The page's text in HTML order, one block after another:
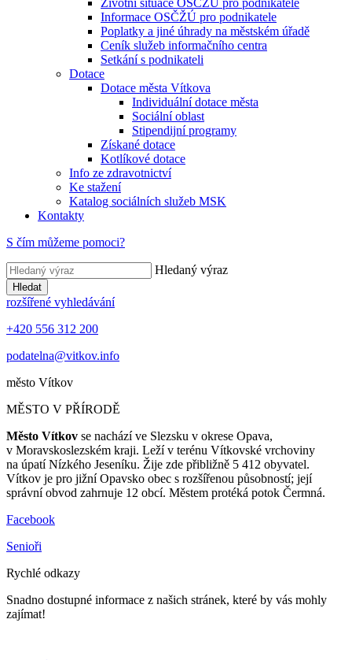
Životní situace OSČŽÚ pro podnikatele
Informace OSČŽÚ pro podnikatele
Poplatky a jiné úhrady na městském úřadě
Ceník služeb informačního centra
Setkání s podnikateli
Dotace
Dotace města Vítkova
Individuální dotace města
Sociální oblast
Stipendijní programy
Získané dotace
Kotlíkové dotace
Info ze zdravotnictví
Ke stažení
Katalog sociálních služeb MSK
Kontakty
S čím můžeme pomoci?
Hledaný výraz
Hledat
rozšířené vyhledávání
+420 556 312 200
podatelna@vitkov.info
město Vítkov
MĚSTO V PŘÍRODĚ
Město Vítkov se nachází ve Slezsku v okrese Opava,
v Moravskoslezském kraji. Leží v terénu Vítkovské vrchoviny
na úpatí Nízkého Jeseníku. Žije zde přibližně 5 412 obyvatel.
Vítkov je pro jižní Opavsko obec s rozšířenou působností; její
správní obvod zahrnuje 12 obcí. Městem protéká potok Čermná.
Facebook
Senioři
Rychlé odkazy
Snadno dostupné informace z našich stránek, které by vás mohly
zajímat!